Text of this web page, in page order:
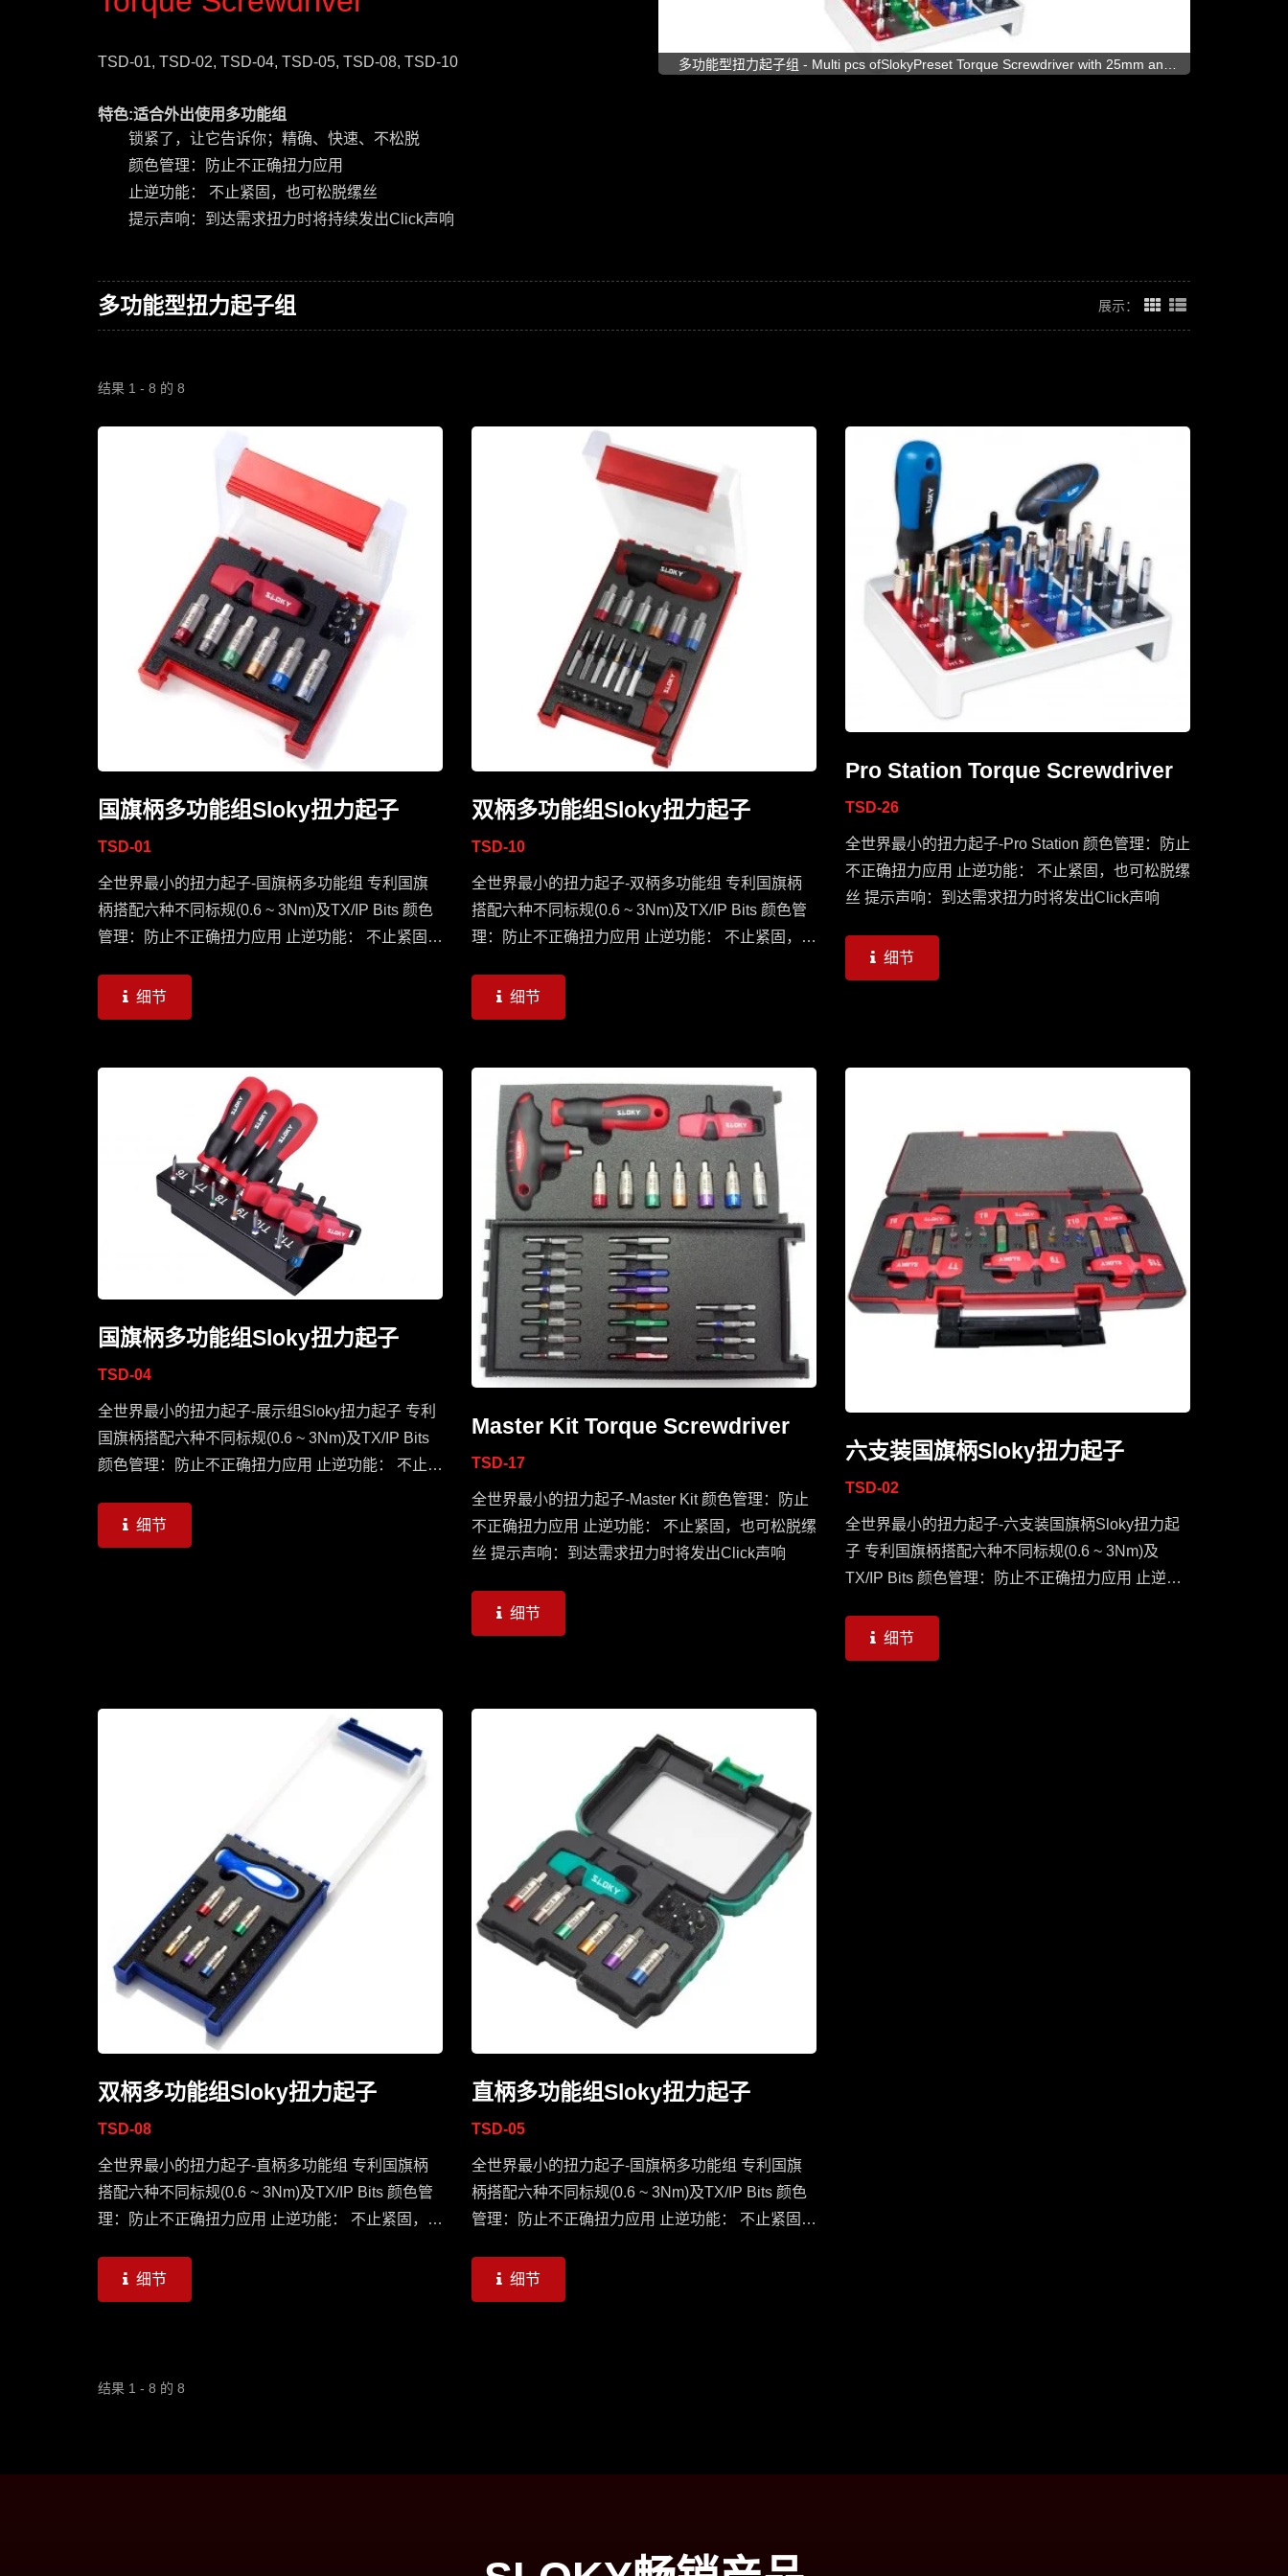
多功能型扭力起子组 - Multi pcs ofSlokyPreset Torque Screwdriver with 25mm and
TSD-01, TSD-02, TSD-04, TSD-05, TSD-08, TSD-10
特色:适合外出使用多功能组
锁紧了，让它告诉你；精确、快速、不松脱
颜色管理：防止不正确扭力应用
止逆功能： 不止紧固，也可松脱缧丝
提示声响：到达需求扭力时将持续发出Click声响
多功能型扭力起子组 展示：
结果 1 - 8 的 8
国旗柄多功能组Sloky扭力起子
TSD-01
全世界最小的扭力起子-国旗柄多功能组 专利国旗
柄搭配六种不同标规(0.6 ~ 3Nm)及TX/IP Bits 颜色
管理：防止不正确扭力应用 止逆功能： 不止紧固，
Click声响
细节
双柄多功能组Sloky扭力起子
TSD-10
全世界最小的扭力起子-双柄多功能组 专利国旗柄
搭配六种不同标规(0.6 ~ 3Nm)及TX/IP Bits 颜色管
理：防止不正确扭力应用 止逆功能： 不止紧固，也
声响 细节
Pro Station Torque Screwdriver
TSD-26
全世界最小的扭力起子-Pro Station 颜色管理：防止
不正确扭力应用 止逆功能： 不止紧固，也可松脱缧
丝 提示声响：到达需求扭力时将发出Click声响
细节
国旗柄多功能组Sloky扭力起子
TSD-04
全世界最小的扭力起子-展示组Sloky扭力起子 专利
国旗柄搭配六种不同标规(0.6 ~ 3Nm)及TX/IP Bits
颜色管理：防止不正确扭力应用 止逆功能： 不止紧
出Click声响
细节
Master Kit Torque Screwdriver
TSD-17
全世界最小的扭力起子-Master Kit 颜色管理：防止
不正确扭力应用 止逆功能： 不止紧固，也可松脱缧
丝 提示声响：到达需求扭力时将发出Click声响
细节
六支装国旗柄Sloky扭力起子
TSD-02
全世界最小的扭力起子-六支装国旗柄Sloky扭力起
子 专利国旗柄搭配六种不同标规(0.6 ~ 3Nm)及
TX/IP Bits 颜色管理：防止不正确扭力应用 止逆功
扭力时将发出Click声响
细节
双柄多功能组Sloky扭力起子
TSD-08
全世界最小的扭力起子-直柄多功能组 专利国旗柄
搭配六种不同标规(0.6 ~ 3Nm)及TX/IP Bits 颜色管
理：防止不正确扭力应用 止逆功能： 不止紧固，也
声响 细节
直柄多功能组Sloky扭力起子
TSD-05
全世界最小的扭力起子-国旗柄多功能组 专利国旗
柄搭配六种不同标规(0.6 ~ 3Nm)及TX/IP Bits 颜色
管理：防止不正确扭力应用 止逆功能： 不止紧固，
Click声响
细节
结果 1 - 8 的 8